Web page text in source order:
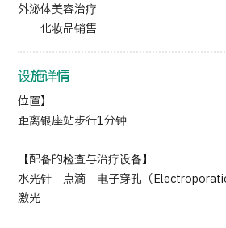
日语 英语
外泌体美容治疗
化妆品销售
设施详情
位置】
距离银座站步行1分钟
【配备的检查与治疗设备】
水光针 点滴 电子穿孔（
激光